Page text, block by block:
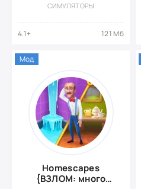
СИМУЛЯТОРЫ
4.1+ 121 Мб
Homescapes
{ВЗЛОМ: много
Мод